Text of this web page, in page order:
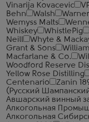
Vinarija Kovacevic
Behn
Walsh
Wemyss Malts
Whiskey
WhistlePig
Neill
Whyte &
Grant & Sons
Macfarlane & Co.
Woodford Reserve
Yellow Rose Distilling
Centenario
Zanin
(Русский
Авшарский винный
Алкогольная
Алкогольная